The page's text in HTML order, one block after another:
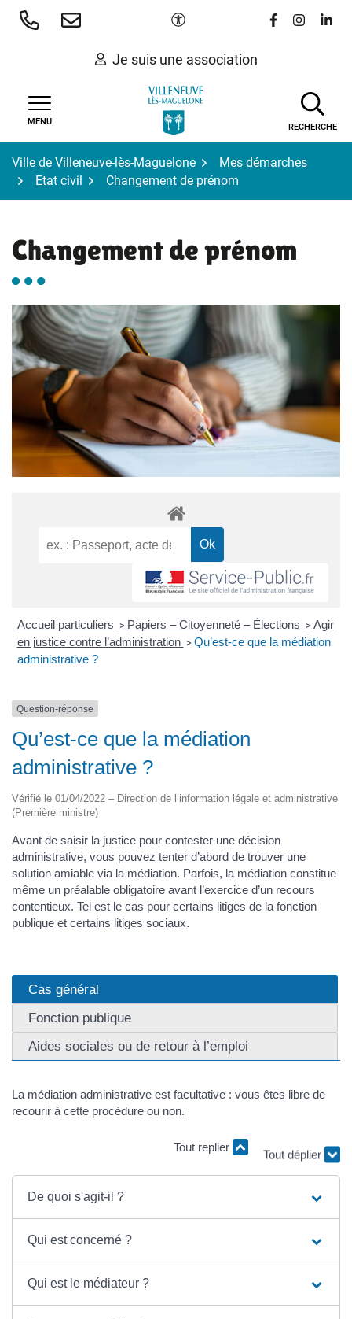
Aller
Paramètres d'accessibilité
Lien vers le
Lien vers
Lien
Je suis une association
MENU
RECHERCHE
Ville de Villeneuve-lès-Maguelone
Mes démarches
Etat civil
Changement de prénom
Changement de prénom
Accueil particuliers > Papiers – Citoyenneté – Élections > Agir
en justice contre l’administration > Qu’est-ce que la médiation
administrative ?
Question-réponse
Qu’est-ce que la médiation
administrative ?
Vérifié le 01/04/2022 – Direction de l’information légale et administrative
(Première ministre)
Avant de saisir la justice pour contester une décision
administrative, vous pouvez tenter d’abord de trouver une
solution amiable via la médiation. Parfois, la médiation constitue
même un préalable obligatoire avant l’exercice d’un recours
contentieux. Tel est le cas pour certains litiges de la fonction
publique et certains litiges sociaux.
Cas général
Fonction publique
Aides sociales ou de retour à l’emploi
La médiation administrative est facultative : vous êtes libre de
recourir à cette procédure ou non.
Tout replier Tout déplier
De quoi s'agit-il ?
Qui est concerné ?
Qui est le médiateur ?